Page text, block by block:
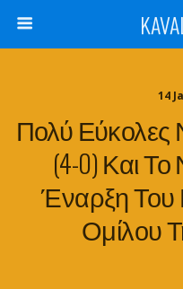
14
Πολύ Εύκολες
(4-0) Και
Έναρξη Του
Ομίλου